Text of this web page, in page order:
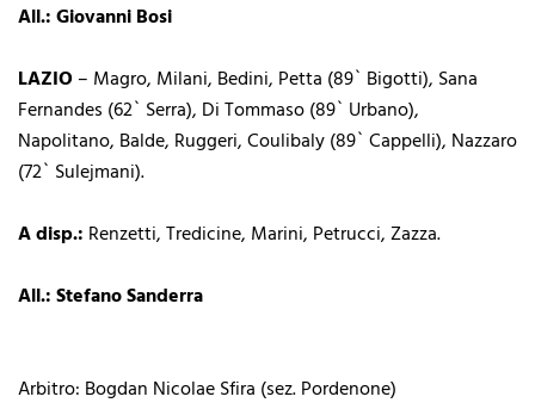
All.: Giovanni Bosi
LAZIO– Magro, Milani, Bedini, Petta (89` Bigotti), Sana
Fernandes (62` Serra), Di Tommaso (89` Urbano),
Napolitano, Balde, Ruggeri, Coulibaly (89` Cappelli), Nazzaro
(72` Sulejmani).
A disp.: Renzetti, Tredicine, Marini, Petrucci, Zazza.
All.: Stefano Sanderra
Arbitro: Bogdan Nicolae Sfira (sez. Pordenone)